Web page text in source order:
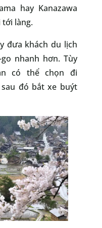
hay Kanazawa
làng.
đưa khách du lịch
nhanh hơn. Tùy
có thể chọn đi
sau đó bắt xe buýt